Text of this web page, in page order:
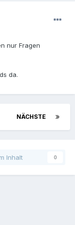
nur Fragen
da.
NÄCHSTE
Inhalt 0